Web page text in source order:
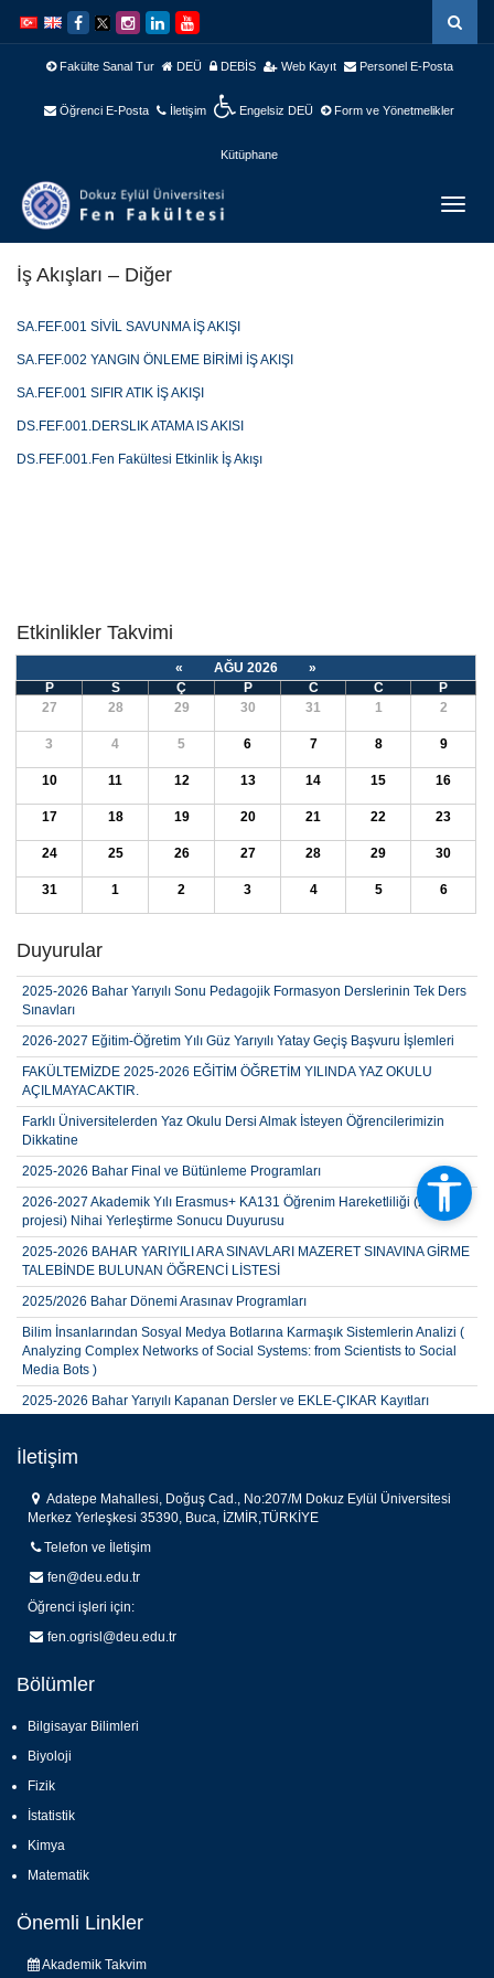
atla
Navigasyona
atla
Fakülte Sanal Tur DEÜ DEBİS Web Kayıt Personel E-Posta
Öğrenci E-Posta İletişim Engelsiz DEÜ Form ve Yönetmelikler
Kütüphane
İş Akışları – Diğer
SA.FEF.001 SİVİL SAVUNMA İŞ AKIŞI
SA.FEF.002 YANGIN ÖNLEME BİRİMİ İŞ AKIŞI
SA.FEF.001 SIFIR ATIK İŞ AKIŞI
DS.FEF.001.DERSLIK ATAMA IS AKISI
DS.FEF.001.Fen Fakültesi Etkinlik İş Akışı
Etkinlikler Takvimi
« AĞU 2026
»
P
S Ç P C C
P
27
28 29 30 31 1 2
3 4 5 6 7 8 9
10 11 12 13 14 15 16
17 18 19 20 21 22 23
24 25 26 27 28 29 30
31 1 2 3 4 5 6
Duyurular
Başvuru Sonuçları
2025-2026 Bahar Yarıyılı Sonu Pedagojik Formasyon Derslerinin Tek Ders
Sınavları
2026-2027 Eğitim-Öğretim Yılı Güz Yarıyılı Yatay Geçiş Başvuru İşlemleri
FAKÜLTEMİZDE 2025-2026 EĞİTİM ÖĞRETİM YILINDA YAZ OKULU
AÇILMAYACAKTIR.
Farklı Üniversitelerden Yaz Okulu Dersi Almak İsteyen Öğrencilerimizin
Dikkatine
2025-2026 Bahar Final ve Bütünleme Programları
2026-2027 Akademik Yılı Erasmus+ KA131 Öğrenim Hareketliliği (2026
projesi) Nihai Yerleştirme Sonucu Duyurusu
2025-2026 BAHAR YARIYILI ARA SINAVLARI MAZERET SINAVINA GİRME
TALEBİNDE BULUNAN ÖĞRENCİ LİSTESİ
2025/2026 Bahar Dönemi Arasınav Programları
Bilim İnsanlarından Sosyal Medya Botlarına Karmaşık Sistemlerin Analizi (
Analyzing Complex Networks of Social Systems: from Scientists to Social
Media Bots )
2025-2026 Bahar Yarıyılı Kapanan Dersler ve EKLE-ÇIKAR Kayıtları
Copy
Başvuru Sonuçları
İletişim
Adatepe Mahallesi, Doğuş Cad., No:207/M Dokuz Eylül Üniversitesi
Merkez Yerleşkesi 35390, Buca, İZMİR,TÜRKİYE
Telefon ve İletişim
fen@deu.edu.tr
Öğrenci işleri için:
fen.ogrisl@deu.edu.tr
Bölümler
Bilgisayar Bilimleri
Biyoloji
Fizik
İstatistik
Kimya
Matematik
Önemli Linkler
Akademik Takvim